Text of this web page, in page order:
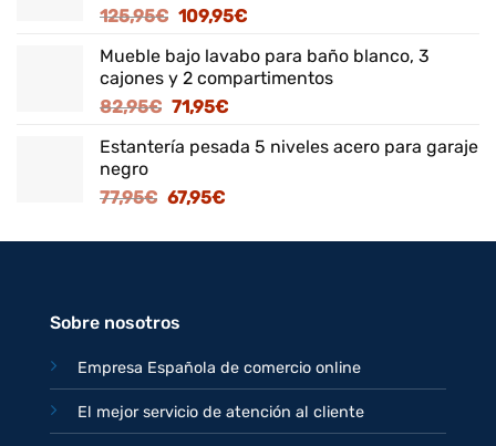
125,95€ El
original
era:
125,95€.
109,95€El
actual
es:
Mueble bajo lavabo para baño blanco, 3
cajones y 2 compartimentos
82,95€ El
original
82,95€.
71,95€El
actual
Estantería pesada 5 niveles acero para garaje
negro
77,95€ El
original
67,95€El
actual
Sobre nosotros
Empresa Española de comercio online
El mejor servicio de atención al cliente